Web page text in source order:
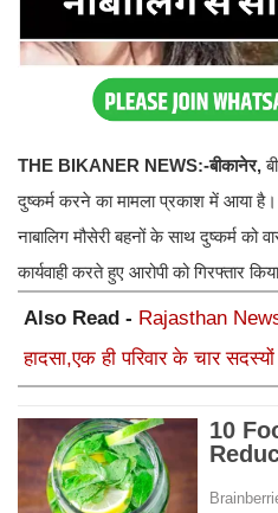
THE BIKANER NEWS:-बीकानेर,
दुष्कर्म करने का मामला प्रकाश में आया
नाबालिग मौसेरी बहनों के साथ दुष्कर्म को
कार्यवाही करते हुए आरोपी को गिरफ्तार
Also Read - Rajasthan
हादसा,एक ही परिवार के चार